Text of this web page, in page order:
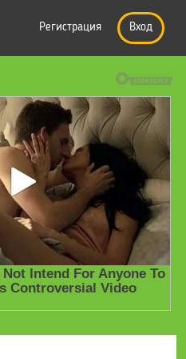
Регистрация Вход